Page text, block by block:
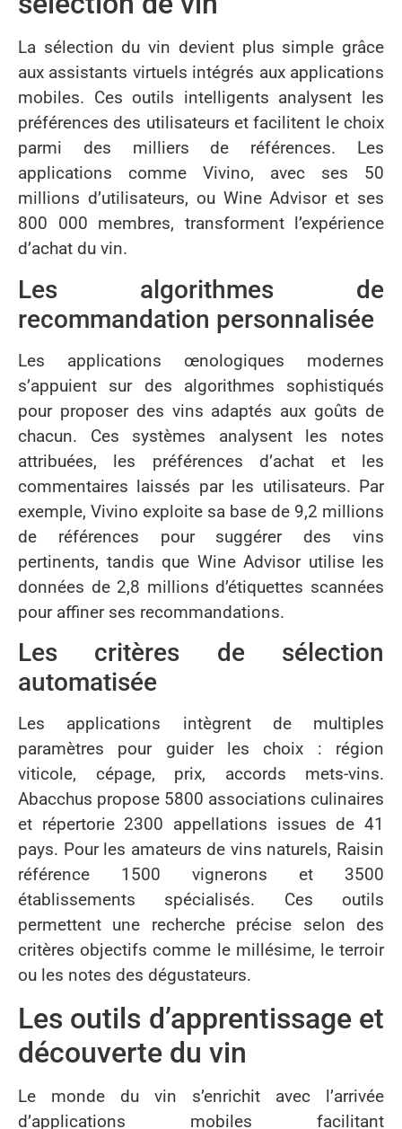
La sélection du vin devient plus simple grâce
aux assistants virtuels intégrés aux applications
mobiles. Ces outils intelligents analysent les
préférences des utilisateurs et facilitent le choix
parmi des milliers de références. Les
applications comme Vivino, avec ses 50
millions d’utilisateurs, ou Wine Advisor et ses
800 000 membres, transforment l’expérience
d’achat du vin.
Les algorithmes de
recommandation personnalisée
Les applications œnologiques modernes
s’appuient sur des algorithmes sophistiqués
pour proposer des vins adaptés aux goûts de
chacun. Ces systèmes analysent les notes
attribuées, les préférences d’achat et les
commentaires laissés par les utilisateurs. Par
exemple, Vivino exploite sa base de 9,2 millions
de références pour suggérer des vins
pertinents, tandis que Wine Advisor utilise les
données de 2,8 millions d’étiquettes scannées
pour affiner ses recommandations.
Les critères de sélection
automatisée
Les applications intègrent de multiples
paramètres pour guider les choix : région
viticole, cépage, prix, accords mets-vins.
Abacchus propose 5800 associations culinaires
et répertorie 2300 appellations issues de 41
pays. Pour les amateurs de vins naturels, Raisin
référence 1500 vignerons et 3500
établissements spécialisés. Ces outils
permettent une recherche précise selon des
critères objectifs comme le millésime, le terroir
ou les notes des dégustateurs.
Les outils d’apprentissage et
découverte du vin
Le monde du vin s’enrichit avec l’arrivée
d’applications mobiles facilitant